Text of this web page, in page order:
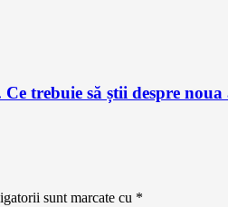
trebuie să știi despre noua
sunt marcate cu *